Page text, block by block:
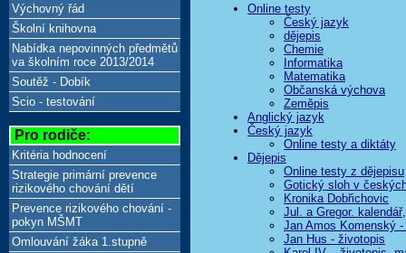
Online testy
Český jazyk
dějepis
Chemie
Informatika
Matematika
Občanská výchova
Zeměpis
Anglický jazyk
Český jazyk
Online testy a diktáty
Dějepis
Online testy z dějepisu
Gotický sloh v
Kronika Dobřichovic
Jul. a Gregor.
Jan Amos Komenský
Jan Hus - životopis
Výchovný řád
Školní knihovna
Nabídka nepovinných předmětů
va školním roce 2013/2014
Soutěž - Dobík
Scio - testování
Pro rodiče:
Kritéria hodnocení
Strategie primární prevence
rizikového chování dětí
Prevence rizikového chování -
pokyn MŠMT
Omlouvání žáka 1.stupně